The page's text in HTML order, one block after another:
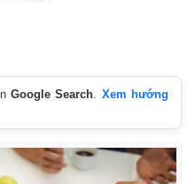
Google Search. Xem hướng